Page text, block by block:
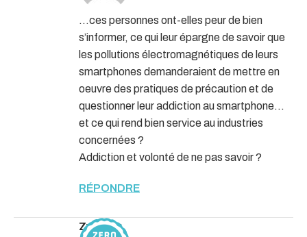
…ces personnes ont-elles peur de bien
s’informer, ce qui leur épargne de savoir que
les pollutions électromagnétiques de leurs
smartphones demanderaient de mettre en
oeuvre des pratiques de précaution et de
questionner leur addiction au smartphone…
et ce qui rend bien service au industries
concernées ?
Addiction et volonté de ne pas savoir ?
RÉPONDRE
zwz dit :